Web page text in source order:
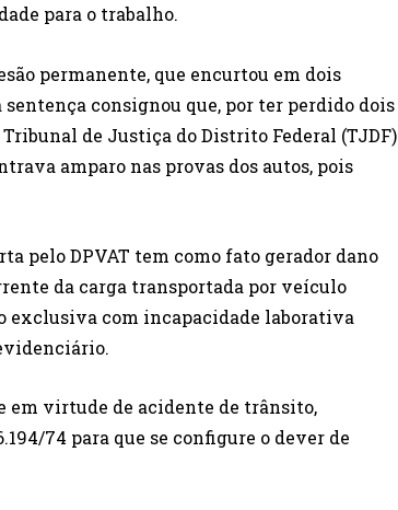
para o trabalho.
permanente, que encurtou em dois
consignou que, por ter perdido dois
de Justiça do Distrito Federal (TJDF)
amparo nas provas dos autos, pois
pelo DPVAT tem como fato gerador dano
da carga transportada por veículo
exclusiva com incapacidade laborativa
em virtude de acidente de trânsito,
74 para que se configure o dever de